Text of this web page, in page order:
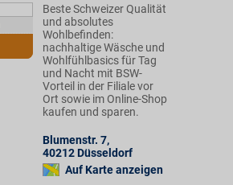
Beste Schweizer Qualität
und absolutes
Wohlbefinden:
nachhaltige Wäsche und
Wohlfühlbasics für Tag
und Nacht mit BSW-
Vorteil in der Filiale vor
Ort sowie im Online-Shop
kaufen und sparen.
Blumenstr. 7,
40212 Düsseldorf
Auf Karte anzeigen